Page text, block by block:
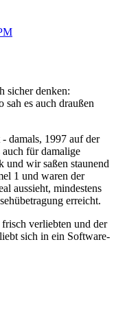
sicher denken:
sah es auch draußen
damals, 1997 auf der
auch für damalige
und wir saßen staunend
1 und waren der
aussieht, mindestens
erreicht.
verliebten und der
sich in ein Software-